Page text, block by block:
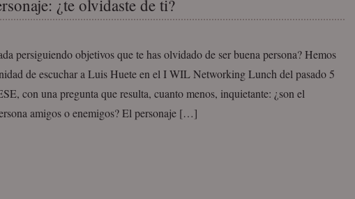
¿te olvidaste de ti?
persiguiendo objetivos que te has olvidado de ser buena persona? Hemos
de escuchar a Luis Huete en el I WIL Networking Lunch del pasado 5
con una pregunta que resulta, cuanto menos, inquietante: ¿son el
amigos o enemigos? El personaje […]